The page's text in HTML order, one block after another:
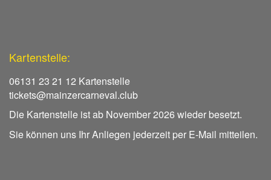
Kartenstelle:
06131 23 21 12 Kartenstelle
tickets@mainzercarneval.club
Die Kartenstelle ist ab November 2026 wieder besetzt.
Sie können uns Ihr Anliegen jederzeit per E-Mail mitteilen.